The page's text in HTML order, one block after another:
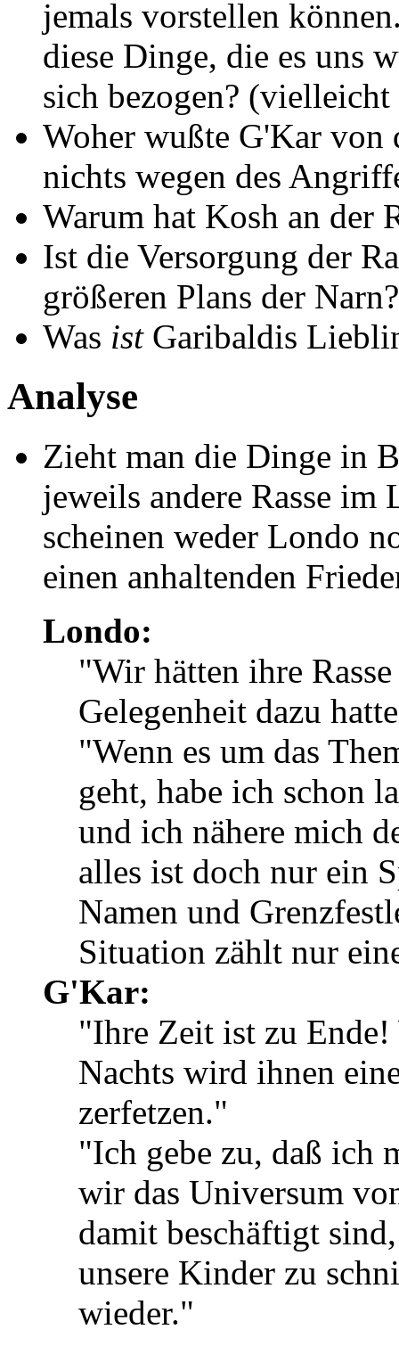
jemals vorstellen
diese Dinge, die es uns
sich bezogen? (vielleicht
Woher wußte G'Kar von
nichts wegen des
Warum hat Kosh an der
Ist die Versorgung der
größeren Plans der Narn?
Was istGaribaldis
Analyse
Zieht man die Dinge in
jeweils andere Rasse im
scheinen weder Londo
einen anhaltenden
Londo:
"Wir hätten ihre
Gelegenheit dazu
"Wenn es um das
geht, habe ich schon
und ich nähere mich
alles ist doch nur ein
Namen und
Situation zählt nur
G'Kar:
"Ihre Zeit ist zu
Nachts wird ihnen
zerfetzen."
"Ich gebe zu, daß ich
wir das Universum
damit beschäftigt
unsere Kinder zu
wieder."